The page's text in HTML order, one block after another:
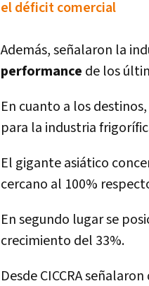
el déficit comercial
Además, señalaron la
performance de los
En cuanto a los destinos,
para la industria
El gigante asiático
cercano al 100%
En segundo lugar se
crecimiento del 33%.
Desde CICCRA